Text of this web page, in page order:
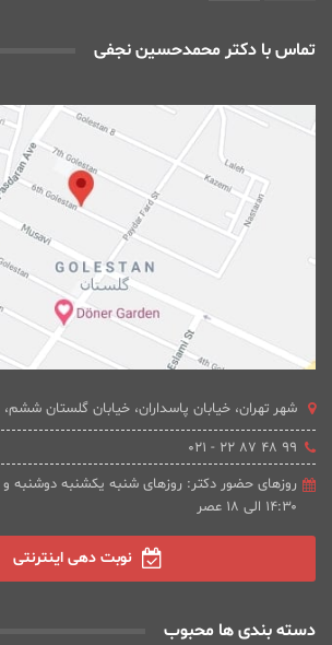
تماس با دکتر محمدحسین نجفی
شهر تهران، خیابان پاسداران، خیابان گلستان ششم،
۹۹ ۴۸ ۸۷ ۲۲ - ۰۲۱
روزهای حضور دکتر: روزهای شنبه یکشنبه دوشنبه
۱۴:۳۰ الی ۱۸ عصر
نوبت دهی اینترنتی
دسته بندی ها محبوب